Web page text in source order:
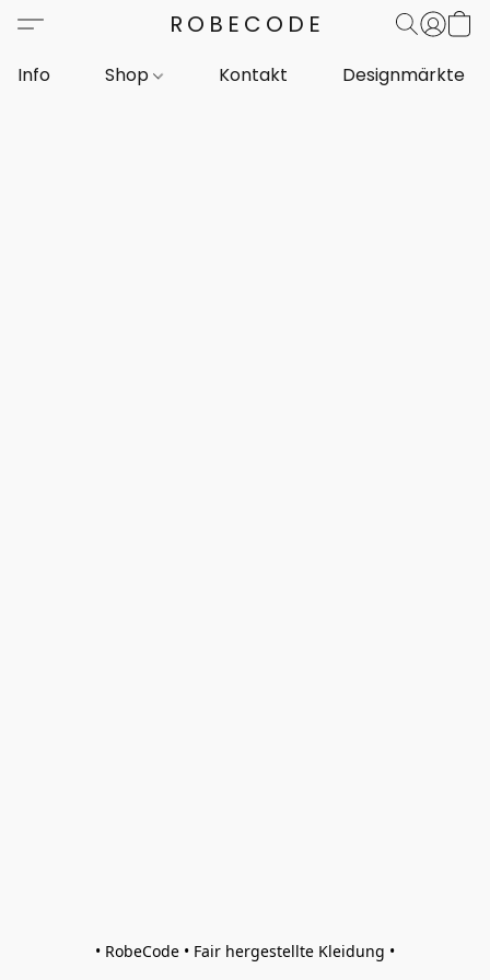
ROBECODE
Info Shop Kontakt Designmärkte
• RobeCode • Fair hergestellte Kleidung •